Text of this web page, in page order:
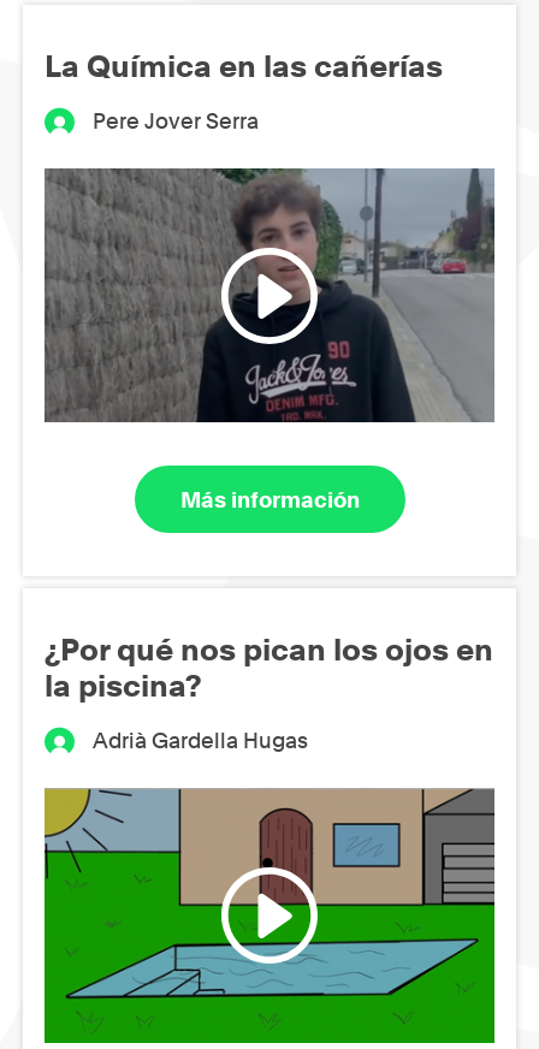
La Química en las cañerías
Pere Jover Serra
Más información
¿Por qué nos pican los ojos en
la piscina?
Adrià Gardella Hugas